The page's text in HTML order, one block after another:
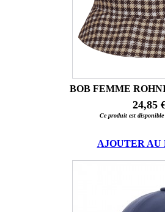
BOB FEMME
24,85
Ce produit est disponible
AJOUTER AU